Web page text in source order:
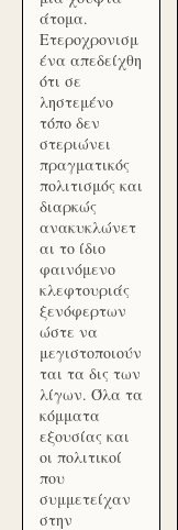
άτομα.
Ετεροχρονισμ
ένα απεδείχθη
ότι σε
ληστεμένο
τόπο δεν
στεριώνει
πραγματικός
πολιτισμός και
διαρκώς
ανακυκλώνετ
αι το ίδιο
φαινόμενο
κλεφτουριάς
ξενόφερτων
ώστε να
μεγιστοποιούν
ται τα δις των
λίγων. Όλα τα
κόμματα
εξουσίας και
οι πολιτικοί
που
συμμετείχαν
στην